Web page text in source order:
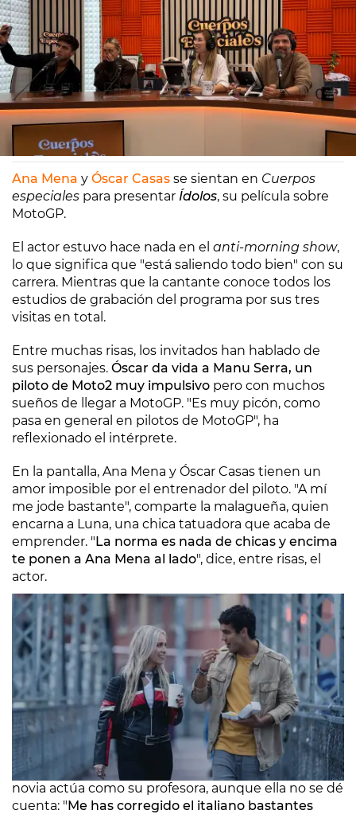
Europa FM
Madrid 19/01/2026 10:20
Ana Mena y Óscar Casas se sientan en Cuerpos
especiales para presentar Ídolos, su película sobre
MotoGP.
El actor estuvo hace nada en el anti-morning show,
lo que significa que "está saliendo todo bien" con su
carrera. Mientras que la cantante conoce todos los
estudios de grabación del programa por sus tres
visitas en total.
Entre muchas risas, los invitados han hablado de
sus personajes. Óscar da vida a Manu Serra, un
piloto de Moto2 muy impulsivo pero con muchos
sueños de llegar a MotoGP. "Es muy picón, como
pasa en general en pilotos de MotoGP", ha
reflexionado el intérprete.
En la pantalla, Ana Mena y Óscar Casas tienen un
amor imposible por el entrenador del piloto. "A mí
me jode bastante", comparte la malagueña, quien
encarna a Luna, una chica tatuadora que acaba de
emprender. "La norma es nada de chicas y encima
te ponen a Ana Mena al lado", dice, entre risas, el
actor.
Al ser una coproducción española-italiana, Óscar ha
tenido que hablar ese idioma, y confiesa que su
novia actúa como su profesora, aunque ella no se dé
cuenta: "Me has corregido el italiano bastantes